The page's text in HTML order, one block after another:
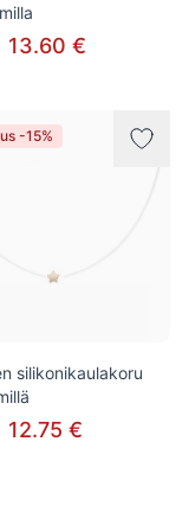
13.60 €
-15%
silikonikaulakoru
12.75 €